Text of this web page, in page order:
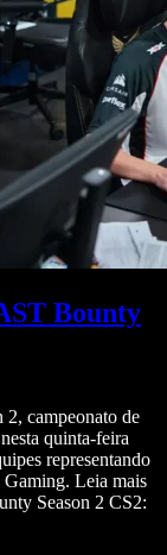
Bounty
campeonato de
quinta-feira
representando
Gaming. Leia mais
Season 2 CS2: